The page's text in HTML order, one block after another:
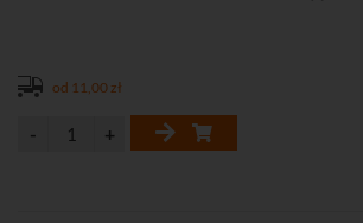
od 11,00 zł